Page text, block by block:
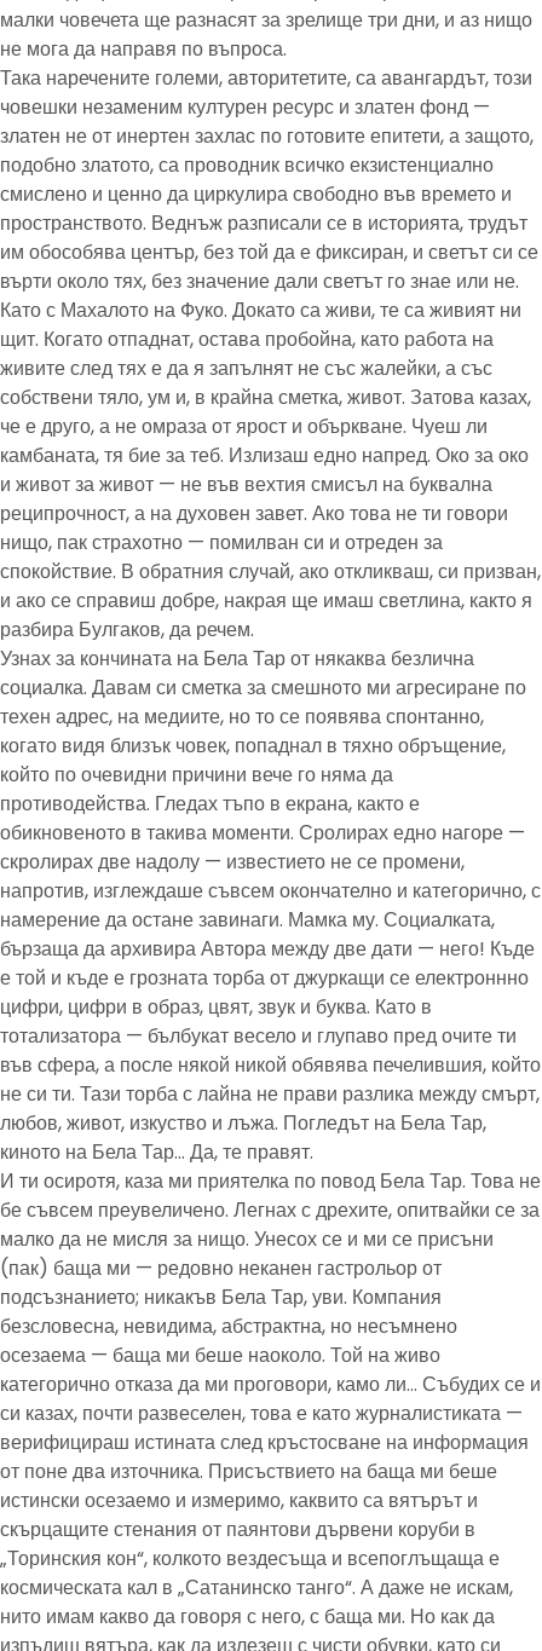
малки човечета ще разнасят за зрелище три дни, и аз нищо
не мога да направя по въпроса.
Така наречените големи, авторитетите, са авангардът, този
човешки незаменим културен ресурс и златен фонд —
златен не от инертен захлас по готовите епитети, а защото,
подобно златото, са проводник всичко екзистенциално
смислено и ценно да циркулира свободно във времето и
пространството. Веднъж разписали се в историята, трудът
им обособява център, без той да е фиксиран, и светът си се
върти около тях, без значение дали светът го знае или не.
Като с Махалото на Фуко. Докато са живи, те са живият ни
щит. Когато отпаднат, остава пробойна, като работа на
живите след тях е да я запълнят не със жалейки, а със
собствени тяло, ум и, в крайна сметка, живот. Затова казах,
че е друго, а не омраза от ярост и объркване. Чуеш ли
камбаната, тя бие за теб. Излизаш едно напред. Око за око
и живот за живот — не във вехтия смисъл на буквална
реципрочност, а на духовен завет. Ако това не ти говори
нищо, пак страхотно — помилван си и отреден за
спокойствие. В обратния случай, ако откликваш, си призван,
и ако се справиш добре, накрая ще имаш светлина, както я
разбира Булгаков, да речем.
Узнах за кончината на Бела Тар от някаква безлична
социалка. Давам си сметка за смешното ми агресиране по
техен адрес, на медиите, но то се появява спонтанно,
когато видя близък човек, попаднал в тяхно обръщение,
който по очевидни причини вече го няма да
противодейства. Гледах тъпо в екрана, както е
обикновеното в такива моменти. Сролирах едно нагоре —
скролирах две надолу — известието не се промени,
напротив, изглеждаше съвсем окончателно и категорично, с
намерение да остане завинаги. Мамка му. Социалката,
бързаща да архивира Автора между две дати — него! Къде
е той и къде е грозната торба от джуркащи се електроннно
цифри, цифри в образ, цвят, звук и буква. Като в
тотализатора — бълбукат весело и глупаво пред очите ти
във сфера, а после някой никой обявява печелившия, който
не си ти. Тази торба с лайна не прави разлика между смърт,
любов, живот, изкуство и лъжа. Погледът на Бела Тар,
киното на Бела Тар… Да, те правят.
И ти осиротя, каза ми приятелка по повод Бела Тар. Това не
бе съвсем преувеличено. Легнах с дрехите, опитвайки се за
малко да не мисля за нищо. Унесох се и ми се присъни
(пак) баща ми — редовно неканен гастрольор от
подсъзнанието; никакъв Бела Тар, уви. Компания
безсловесна, невидима, абстрактна, но несъмнено
осезаема — баща ми беше наоколо. Той на живо
категорично отказа да ми проговори, камо ли… Събудих се и
си казах, почти развеселен, това е като журналистиката —
верифицираш истината след кръстосване на информация
от поне два източника. Присъствието на баща ми беше
истински осезаемо и измеримо, каквито са вятърът и
скърцащите стенания от паянтови дървени коруби в
„Торинския кон“, колкото вездесъща и всепоглъщаща е
космическата кал в „Сатанинско танго“. А даже не искам,
нито имам какво да говоря с него, с баща ми. Но как да
изпъдиш вятъра, как да излезеш с чисти обувки, като си